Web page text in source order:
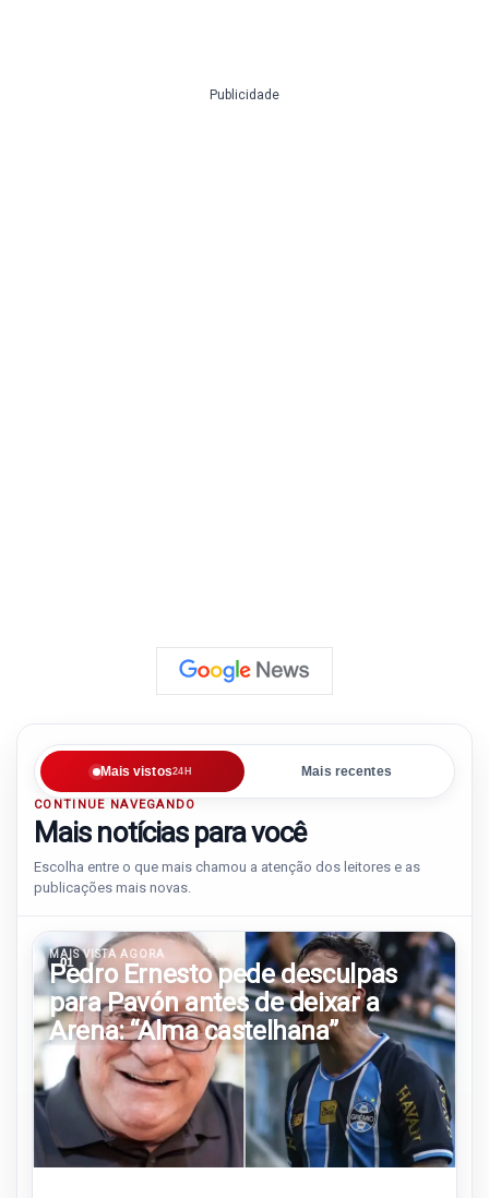
Publicidade
Mais vistos24H Mais recentes
CONTINUE NAVEGANDO
Mais notícias para você
Escolha entre o que mais chamou a atenção dos leitores e as
publicações mais novas.
01
MAIS VISTA AGORA
Pedro Ernesto pede desculpas
para Pavón antes de deixar a
Arena: “Alma castelhana”